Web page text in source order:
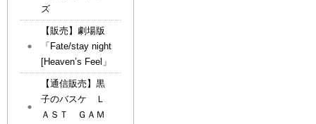
ズ
【販売】劇場版
「Fate/stay night
[Heaven’s Feel」
【通信販売】黒
子のバスケ Ｌ
ＡＳＴ ＧＡＭ